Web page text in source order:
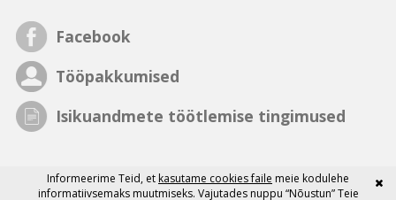
Facebook
Tööpakkumised
Isikuandmete töötlemise tingimused
Informeerime Teid, et kasutame cookies faile meie kodulehe
informatiivsemaks muutmiseks. Vajutades nuppu “Nõustun” Teie